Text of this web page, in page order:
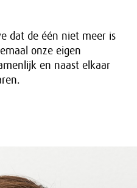
dat de één niet meer is
onze eigen
en naast elkaar